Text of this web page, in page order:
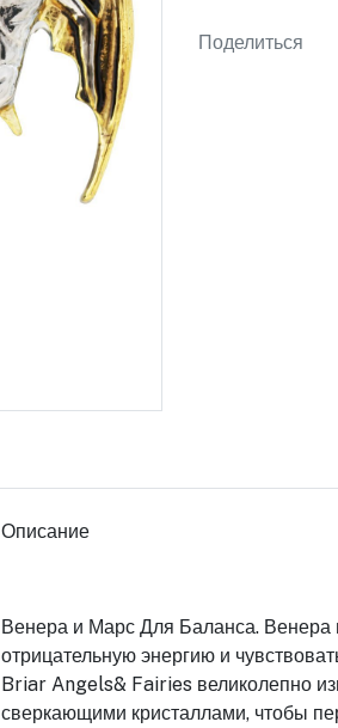
Поделиться
Описание
Венера и Марс Для Баланса. Венера
отрицательную энергию и
Briar Angels& Fairies великолепно
сверкающими кристаллами, чтобы